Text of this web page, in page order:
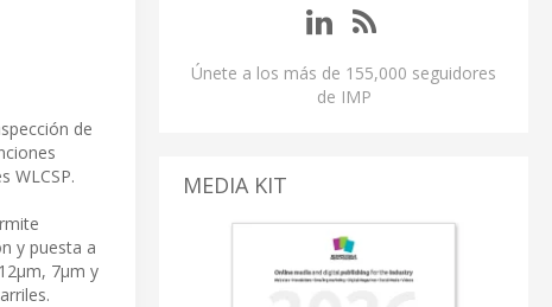
de
WLCSP.
y puesta a
7µm y
Únete a los más de 155,000 seguidores
de IMP
MEDIA KIT